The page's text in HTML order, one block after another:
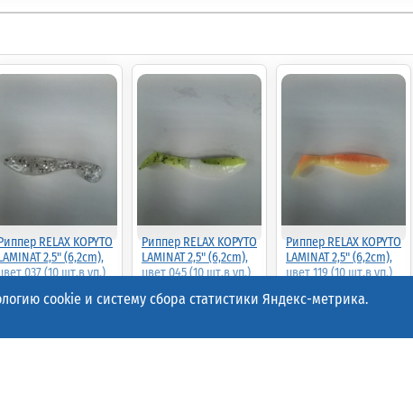
RELAX KOPYTO
2,5" (6,2cm),
037 (10 шт.в уп.)
Риппер RELAX KOPYTO
LAMINAT 2,5" (6,2cm),
цвет 045 (10 шт.в уп.)
45.00
Риппер RELAX KOPYTO
LAMINAT 2,5" (6,2cm),
цвет 119 (10 шт.в уп.)
45.00
cookie и систему сбора статистики Яндекс-метрика.